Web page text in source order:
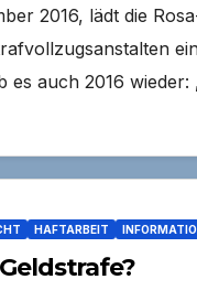
2016, lädt die
es auch 2016
HAFTARBEIT